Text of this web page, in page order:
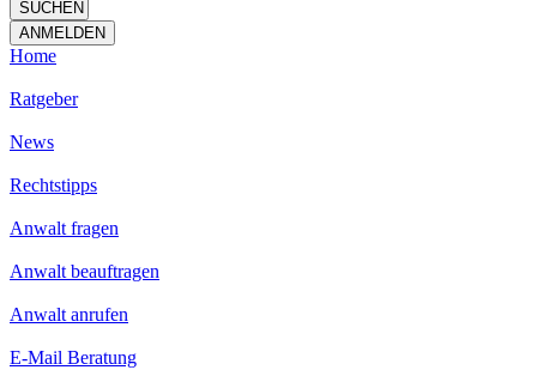
Home
Ratgeber
News
Rechtstipps
Anwalt fragen
Anwalt beauftragen
Anwalt anrufen
E-Mail Beratung